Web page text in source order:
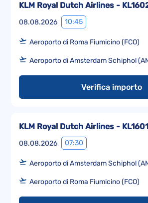
08.08.2026 10:45
KLM Royal Dutch Airlines -
Aeroporto di Roma Fiumicino (FCO)
Aeroporto di Amsterdam Schiphol
Verifica importo
08.08.2026 07:30
KLM Royal Dutch Airlines - KL1601
Aeroporto di Amsterdam Schiphol
Aeroporto di Roma Fiumicino (FCO)